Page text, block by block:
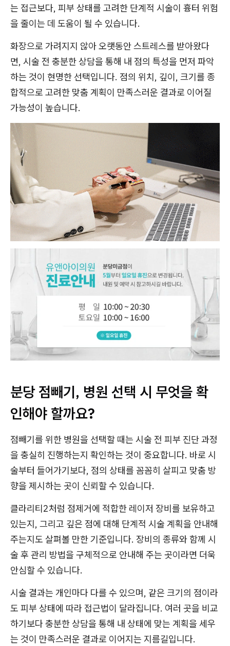
는 접근보다, 피부 상태를 고려한 단계적 시술이 흉터 위험
을 줄이는 데 도움이 될 수 있습니다.
화장으로 가려지지 않아 오랫동안 스트레스를 받아왔다
면, 시술 전 충분한 상담을 통해 내 점의 특성을 먼저 파악
하는 것이 현명한 선택입니다. 점의 위치, 깊이, 크기를 종
합적으로 고려한 맞춤 계획이 만족스러운 결과로 이어질
가능성이 높습니다.
분당 점빼기, 병원 선택 시 무엇을 확
인해야 할까요?
점빼기를 위한 병원을 선택할 때는 시술 전 피부 진단 과정
을 충실히 진행하는지 확인하는 것이 중요합니다. 바로 시
술부터 들어가기보다, 점의 상태를 꼼꼼히 살피고 맞춤 방
향을 제시하는 곳이 신뢰할 수 있습니다.
클라리티2처럼 점제거에 적합한 레이저 장비를 보유하고
있는지, 그리고 깊은 점에 대해 단계적 시술 계획을 안내해
주는지도 살펴볼 만한 기준입니다. 장비의 종류와 함께 시
술 후 관리 방법을 구체적으로 안내해 주는 곳이라면 더욱
안심할 수 있습니다.
시술 결과는 개인마다 다를 수 있으며, 같은 크기의 점이라
도 피부 상태에 따라 접근법이 달라집니다. 여러 곳을 비교
하기보다 충분한 상담을 통해 내 상태에 맞는 계획을 세우
는 것이 만족스러운 결과로 이어지는 지름길입니다.